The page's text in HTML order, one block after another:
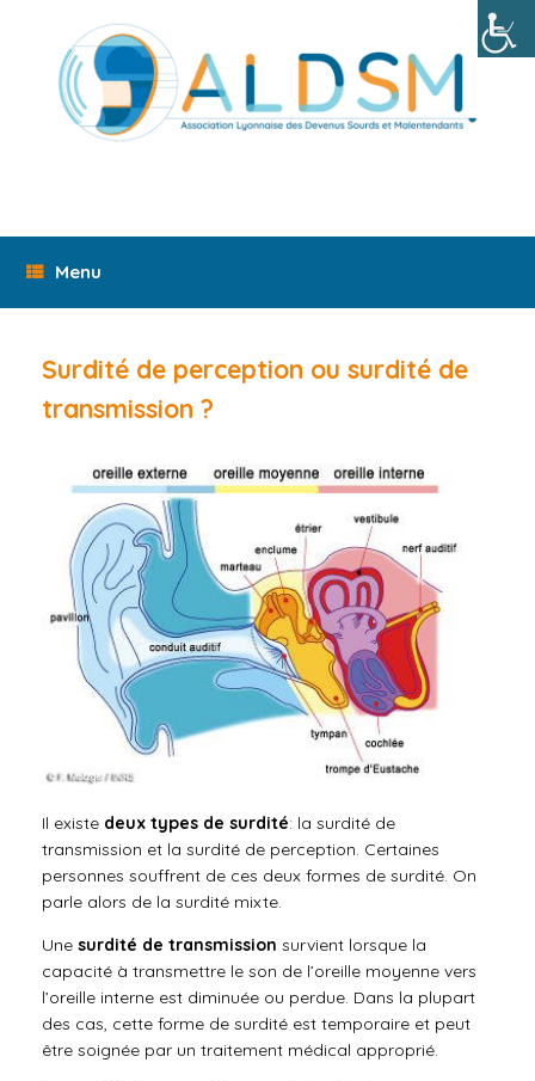
Menu
Surdité de perception ou surdité de
transmission ?
Il existe deux types de surdité: la surdité de
transmission et la surdité de perception. Certaines
personnes souffrent de ces deux formes de surdité. On
parle alors de la surdité mixte.
Une surdité de transmission survient lorsque la
capacité à transmettre le son de l’oreille moyenne vers
l’oreille interne est diminuée ou perdue. Dans la plupart
des cas, cette forme de surdité est temporaire et peut
être soignée par un traitement médical approprié.